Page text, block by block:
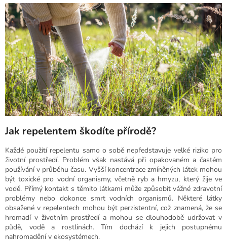
Jak repelentem škodíte přírodě?
Každé použití repelentu samo o sobě nepředstavuje velké riziko pro
životní prostředí. Problém však nastává při opakovaném a častém
používání v průběhu času. Vyšší koncentrace zmíněných látek mohou
být toxické pro vodní organismy, včetně ryb a hmyzu, který žije ve
vodě. Přímý kontakt s těmito látkami může způsobit vážné zdravotní
problémy nebo dokonce smrt vodních organismů. Některé látky
obsažené v repelentech mohou být perzistentní, což znamená, že se
hromadí v životním prostředí a mohou se dlouhodobě udržovat v
půdě, vodě a rostlinách. Tím dochází k jejich postupnému
nahromadění v ekosystémech.